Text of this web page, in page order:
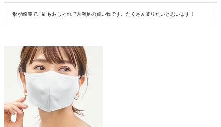
形が綺麗で、紐もおしゃれで大満足の買い物です。たくさん被りたいと思います！